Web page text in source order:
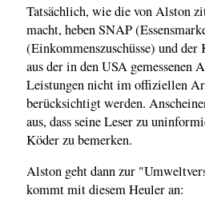
Tatsächlich, wie die von Alston
macht, heben SNAP
(Einkommenszuschüsse) und
aus der in den USA gemessenen
Leistungen nicht im offiziellen
berücksichtigt werden.
aus, dass seine Leser zu
Köder zu bemerken.
Alston geht dann zur
kommt mit diesem Heuler an: